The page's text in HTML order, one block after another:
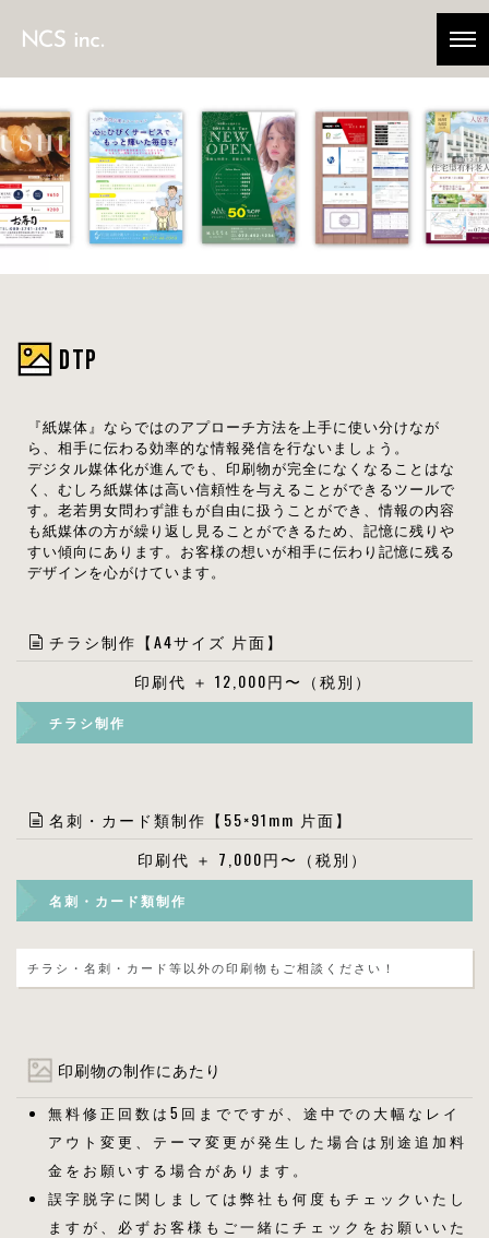
DTP
『紙媒体』ならではのアプローチ方法を上手に使い分けなが
ら、相手に伝わる効率的な情報発信を行ないましょう。
デジタル媒体化が進んでも、印刷物が完全になくなることはな
く、むしろ紙媒体は高い信頼性を与えることができるツールで
す。老若男女問わず誰もが自由に扱うことができ、情報の内容
も紙媒体の方が繰り返し見ることができるため、記憶に残りや
すい傾向にあります。お客様の想いが相手に伝わり記憶に残る
デザインを心がけています。
チラシ制作【A4サイズ 片面】
印刷代 ＋ 12,000円〜（税別）
チラシ制作
名刺・カード類制作【55×91mm 片面】
印刷代 ＋ 7,000円〜（税別）
名刺・カード類制作
チラシ・名刺・カード等以外の印刷物もご相談ください！
印刷物の制作にあたり
無料修正回数は5回までですが、途中での大幅なレイ
アウト変更、テーマ変更が発生した場合は別途追加料
金をお願いする場合があります。
誤字脱字に関しましては弊社も何度もチェックいたし
ますが、必ずお客様もご一緒にチェックをお願いいた